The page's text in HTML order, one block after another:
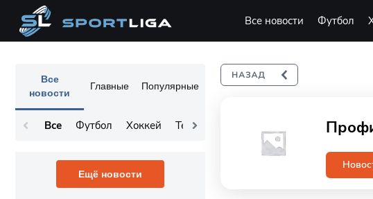
Все новости Футбол
Все
новости
Главные Популярные
Все Футбол Хоккей Теннис
Ещё новости